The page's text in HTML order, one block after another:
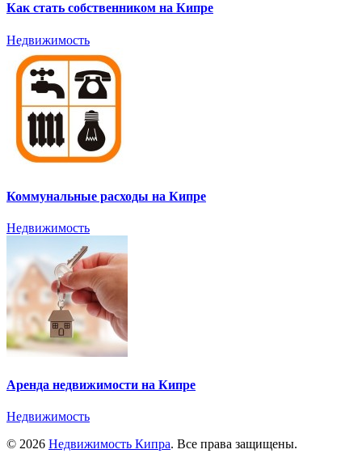
Как стать собственником на Кипре
Недвижимость
Коммунальные расходы на Кипре
Недвижимость
Аренда недвижимости на Кипре
Недвижимость
© 2026 Недвижимость Кипра. Все права защищены.